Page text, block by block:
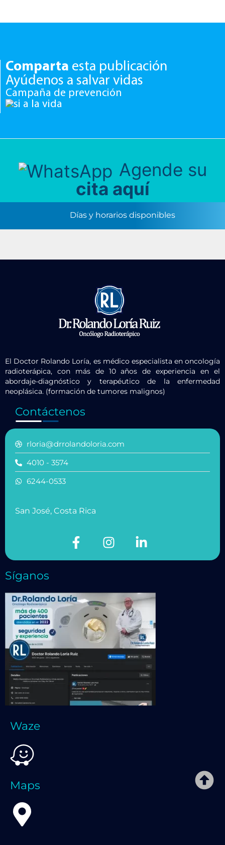
Comparta esta publicación
Ayúdenos a salvar vidas
Campaña de prevención
Agende su
cita aquí
Días y horarios disponibles
El Doctor Rolando Loría, es médico especialista en oncología
radioterápica, con más de 10 años de experiencia en el
abordaje-diagnóstico y terapéutico de la enfermedad
neoplásica. (formación de tumores malignos)
Contáctenos
rloria@drrolandoloria.com
4010 - 3574
6244-0533
San José, Costa Rica
Síganos
Waze
Maps